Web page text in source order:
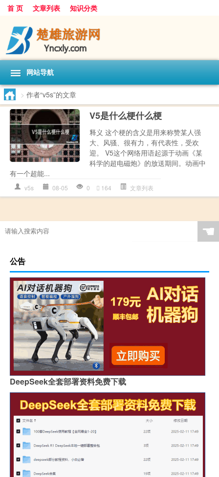
首 页 文章列表 知识分类
网站导航
> 作者“v5s”的文章
V5是什么梗什么梗
释义 这个梗的含义是用来称赞某人强
大、风骚、很有力，有代表性，受欢
迎。 V5这个网络用语起源于动画《某
科学的超电磁炮》的放送期间。动画中
有一个超能...
v5s 08-05 0 164 文章列表
☚
公告
DeepSeek全套部署资料免费下载